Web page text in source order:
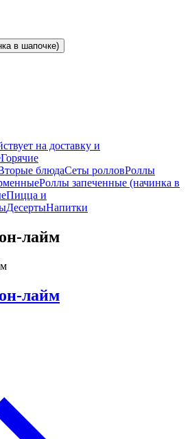
в шапочке)
на доставку и
Горячие
блюдаСеты ролловРоллы
Роллы запеченные (начинка в
Пицца и
ДесертыНапитки
лайм
лайм